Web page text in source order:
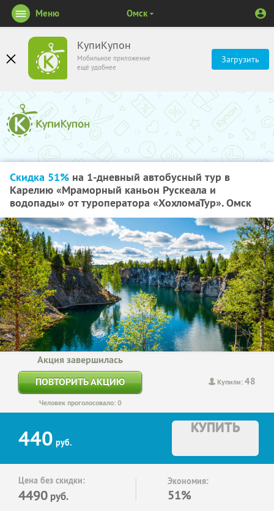
КупиКупон
Мобильное приложение
ещё удобнее
Загрузить
Меню Омск
Скидка 51% на 1-дневный автобусный тур в
Карелию «Мраморный каньон Рускеала и
водопады» от туроператора «ХохломаТур». Омск
Купили:48
Акция завершилась
ПОВТОРИТЬ АКЦИЮ
Человек проголосовало: 0
440 руб.
КУПИТЬ
Цена без скидки:
4490 руб.
Экономия:
51%